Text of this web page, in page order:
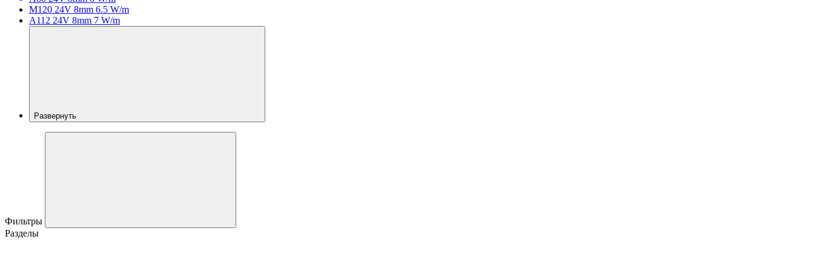
M120 24V 8mm 6.5 W/m
A112 24V 8mm 7 W/m
Развернуть
Фильтры
Разделы